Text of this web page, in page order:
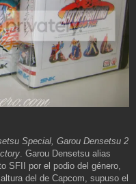
Special, Garou Densetsu 2
. Garou Densetsu alias
SFII por el podio del género,
del de Capcom, supuso el